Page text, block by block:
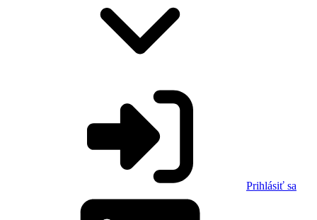
Prihlásiť sa